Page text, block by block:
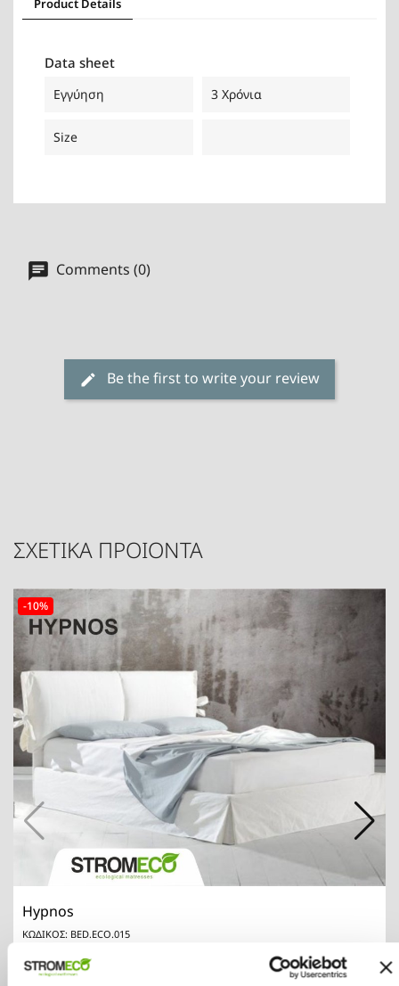
Product Details
Data sheet
Εγγύηση 3 Χρόνια
Size
Comments (0)
Be the first to write your review
ΣΧΕΤΙΚΑ ΠΡΟΙΟΝΤΑ
Hypnos
ΚΩΔΙΚΟΣ: BED.ECO.015
ΑΓΟΡΑ €950.00 €855.00
-10%